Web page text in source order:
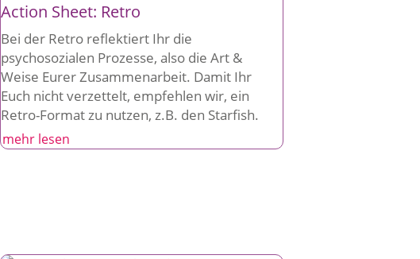
Action Sheet: Retro
Bei der Retro reflektiert Ihr die
psychosozialen Prozesse, also die Art &
Weise Eurer Zusammenarbeit. Damit Ihr
Euch nicht verzettelt, empfehlen wir, ein
Retro-Format zu nutzen, z.B. den Starfish.
mehr lesen